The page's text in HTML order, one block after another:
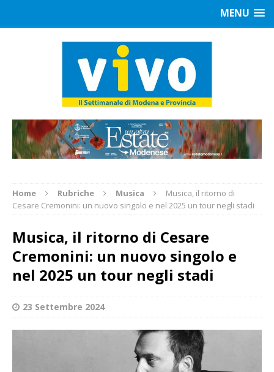
MENU
Home Rubriche Musica
Musica, il ritorno di
Cesare Cremonini: un nuovo singolo e nel 2025 un tour negli stadi
Musica, il ritorno di Cesare
Cremonini: un nuovo singolo e
nel 2025 un tour negli stadi
23 Settembre 2024